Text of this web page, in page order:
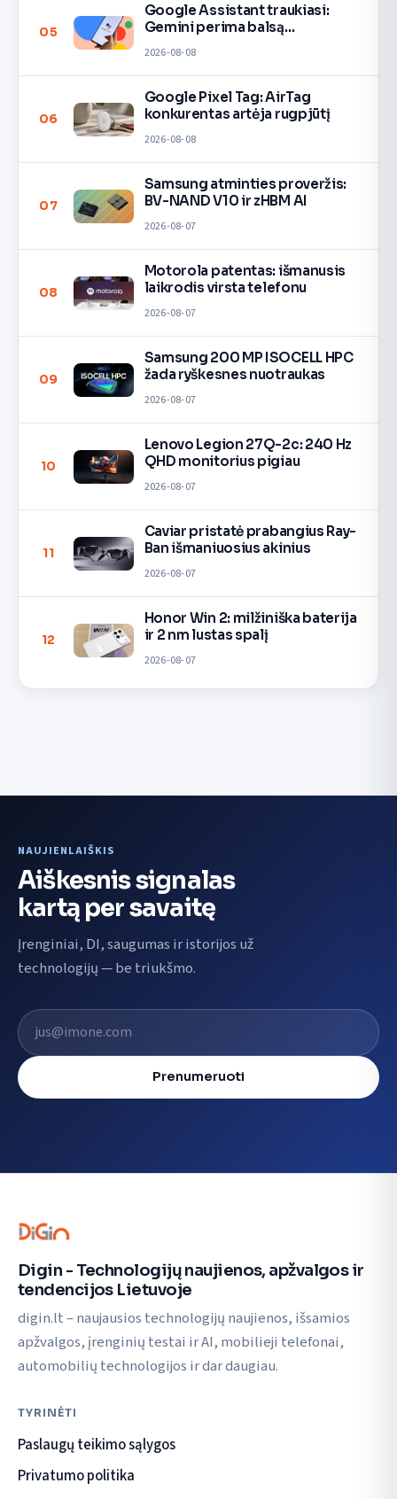
05
Google Assistant traukiasi:
Gemini perima balsą
2026-08-08
06
Google Pixel Tag: AirTag
konkurentas artėja rugpjūtį
2026-08-08
07
Samsung atminties proveržis:
BV-NAND V10 ir zHBM AI
2026-08-07
08
Motorola patentas: išmanusis
laikrodis virsta telefonu
2026-08-07
09
Samsung 200 MP ISOCELL HPC
žada ryškesnes nuotraukas
2026-08-07
10
Lenovo Legion 27Q-2c: 240 Hz
QHD monitorius pigiau
2026-08-07
11
Caviar pristatė prabangius Ray-
Ban išmaniuosius akinius
2026-08-07
12
Honor Win 2: milžiniška baterija
ir 2 nm lustas spalį
2026-08-07
NAUJIENLAIŠKIS
Aiškesnis signalas
kartą per savaitę
Įrenginiai, DI, saugumas ir istorijos už
technologijų — be triukšmo.
El. pašto adresas
Prenumeruoti
Digin - Technologijų naujienos, apžvalgos ir
tendencijos Lietuvoje
digin.lt – naujausios technologijų naujienos, išsamios
apžvalgos, įrenginių testai ir AI, mobilieji telefonai,
automobilių technologijos ir dar daugiau.
TYRINĖTI
Paslaugų teikimo sąlygos
Privatumo politika